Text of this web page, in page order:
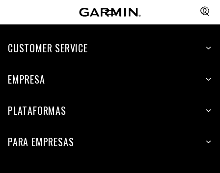
CUSTOMER SERVICE
EMPRESA
PLATAFORMAS
PARA EMPRESAS